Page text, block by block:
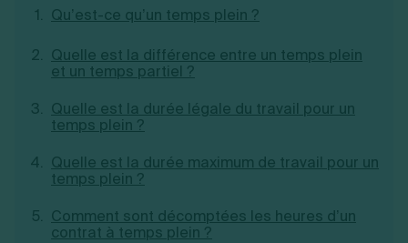
Je souhaite être accompagné
Découvrez notre cabinet d'expertise
Création de SARL
Création de SCI
Création d'association
Ouverture compte pro
Fermeture d’une entreprise
Qu’est-ce qu’un temps plein ?
Quelle est la différence entre un temps plein
et un temps partiel ?
Quelle est la durée légale du travail pour un
temps plein ?
Quelle est la durée maximum de travail pour un
temps plein ?
Comment sont décomptées les heures d’un
contrat à temps plein ?